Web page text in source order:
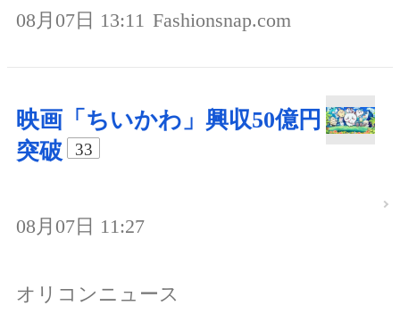
08月07日 13:11 Fashionsnap.com
映画「ちいかわ」興収50億円
突破
33
08月07日 11:27
オリコンニュース